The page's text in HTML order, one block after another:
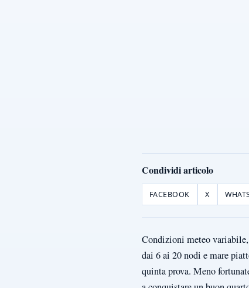
Condividi articolo
FACEBOOK X
Condizioni meteo
dai 6 ai 20 nodi e mare
quinta prova. Meno